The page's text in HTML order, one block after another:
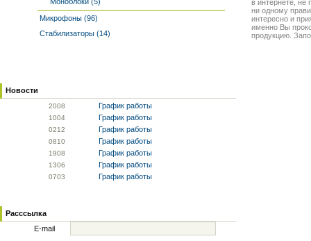
Микрофоны (96)
Стабилизаторы (14)
Новости
2008 График работы
1004 График работы
0212 График работы
0810 График работы
1908 График работы
1306 График работы
0703 График работы
Расссылка
E-mail
в интернете, не
ни одному
интересно и
именно Вы
продукцию.